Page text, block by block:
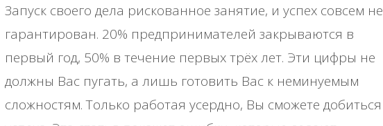
Запуск своего дела рискованное занятие, и успех совсем не
гарантирован. 20% предпринимателей закрываются в
первый год, 50% в течение первых трёх лет. Эти цифры не
должны Вас пугать, а лишь готовить Вас к неминуемым
сложностям. Только работая усердно, Вы сможете добиться